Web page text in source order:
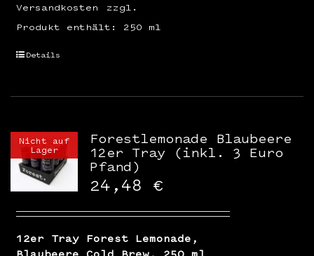
zzgl.
Versandkosten
Produkt enthält: 250 ml
Details
Nicht auf
Lager
Forestlemonade Blaubeere
12er Tray (inkl. 3 Euro
Pfand)
24,48 €
12er Tray Forest Lemonade,